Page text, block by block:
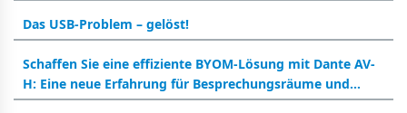
Das USB-Problem – gelöst!
Schaffen Sie eine effiziente BYOM-Lösung mit Dante AV-
H: Eine neue Erfahrung für Besprechungsräume und
Klassenzimmer